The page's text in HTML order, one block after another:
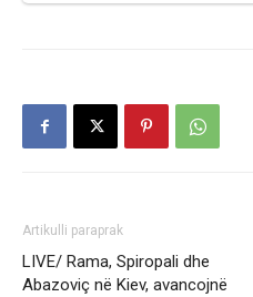
Artikulli paraprak
LIVE/ Rama, Spiropali dhe
Abazoviç në Kiev, avancojnë